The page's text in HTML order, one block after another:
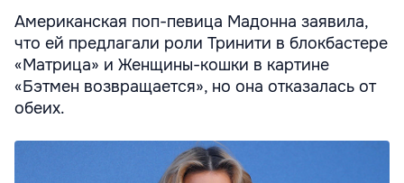
Американская поп-певица Мадонна заявила,
что ей предлагали роли Тринити в блокбастере
«Матрица» и Женщины-кошки в картине
«Бэтмен возвращается», но она отказалась от
обеих.